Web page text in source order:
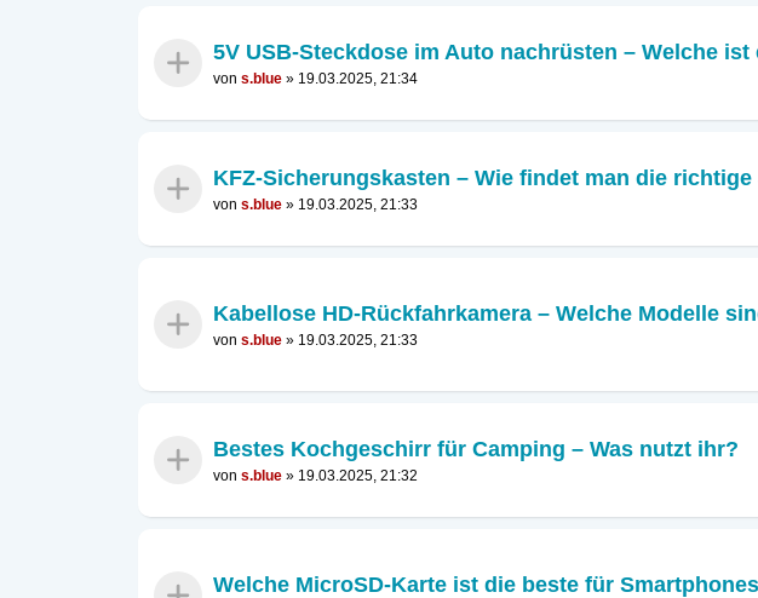
5V USB-Steckdose im Auto nachrüsten – Welche
von s.blue » 19.03.2025, 21:34
KFZ-Sicherungskasten – Wie findet man die
von s.blue » 19.03.2025, 21:33
Kabellose HD-Rückfahrkamera – Welche Modelle
von s.blue » 19.03.2025, 21:33
Bestes Kochgeschirr für Camping – Was nutzt ihr?
von s.blue » 19.03.2025, 21:32
Welche MicroSD-Karte ist die beste für